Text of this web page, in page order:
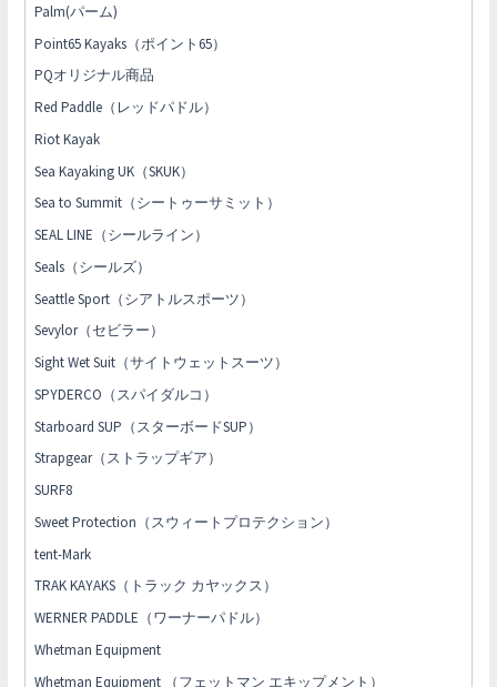
Palm(パーム)
Point65 Kayaks（ポイント65）
PQオリジナル商品
Red Paddle（レッドパドル）
Riot Kayak
Sea Kayaking UK（SKUK）
Sea to Summit（シートゥーサミット）
SEAL LINE（シールライン）
Seals（シールズ）
Seattle Sport（シアトルスポーツ）
Sevylor（セビラー）
Sight Wet Suit（サイトウェットスーツ）
SPYDERCO（スパイダルコ）
Starboard SUP（スターボードSUP）
Strapgear（ストラップギア）
SURF8
Sweet Protection（スウィートプロテクション）
tent-Mark
TRAK KAYAKS（トラック カヤックス）
WERNER PADDLE（ワーナーパドル）
Whetman Equipment
Whetman Equipment （フェットマン エキップメント）